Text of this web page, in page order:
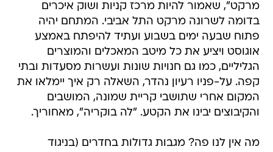
מרקט", שאמור להיות מרכז קניות ושוק איכרים
בדומה לשרונה מרקט התל אביבי. המתחם יהיה
פתוח שבעה ימים בשבוע ועתיד להיפתח באמצע
אוגוסט ויציע את כל מיטב המאכלים והמוצרים
הגליליים, כמו גם חנויות שונות ועשרות מסעדות ובתי
קפה. על-פניו רעיון נהדר, השאלה רק איך יימלאו את
המקום אחרי שתושבי קריית שמונה, המושבים
והקיבוצים יבינו את הקטע. "לה בוקריה", מאחוריך.
מה אין לנו פה? מגבות גדולות בחדרים (בניגוד